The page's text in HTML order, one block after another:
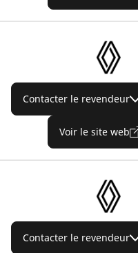
Contacter le revendeur
Voir le site web
Contacter le revendeur